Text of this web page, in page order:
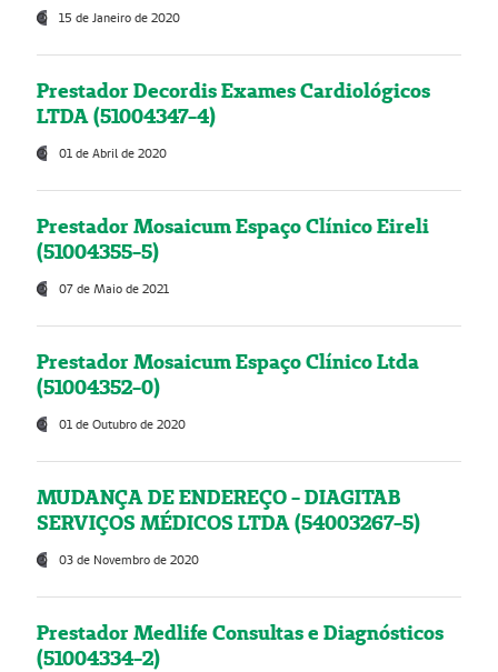
15 de Janeiro de 2020
Prestador Decordis Exames Cardiológicos
LTDA (51004347-4)
01 de Abril de 2020
Prestador Mosaicum Espaço Clínico Eireli
(51004355-5)
07 de Maio de 2021
Prestador Mosaicum Espaço Clínico Ltda
(51004352-0)
01 de Outubro de 2020
MUDANÇA DE ENDEREÇO - DIAGITAB
SERVIÇOS MÉDICOS LTDA (54003267-5)
03 de Novembro de 2020
Prestador Medlife Consultas e Diagnósticos
(51004334-2)